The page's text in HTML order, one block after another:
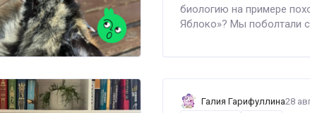
биологию на примере
Яблоко»? Мы поболтали с
Галия Гарифуллина28